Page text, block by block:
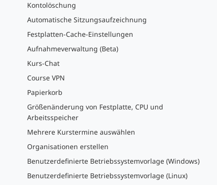
Kontolöschung
Automatische Sitzungsaufzeichnung
Festplatten-Cache-Einstellungen
Aufnahmeverwaltung (Beta)
Kurs-Chat
Course VPN
Papierkorb
Größenänderung von Festplatte, CPU und
Arbeitsspeicher
Mehrere Kurstermine auswählen
Organisationen erstellen
Benutzerdefinierte Betriebssystemvorlage (Windows)
Benutzerdefinierte Betriebssystemvorlage (Linux)